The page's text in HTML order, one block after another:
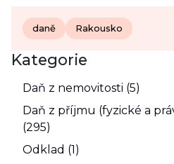
daně Rakousko
Kategorie
Daň z nemovitosti (5)
Daň z příjmu (fyzické a
(295)
Odklad (1)